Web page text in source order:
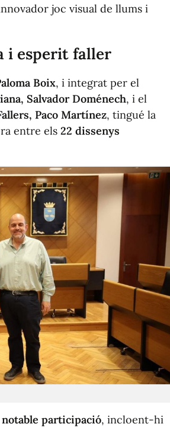
joc visual de llums i
i esperit faller
Boix, i integrat per el
Salvador Doménech, i el
Paco Martínez, tingué la
entre els 22 dissenys
notable participació, incloent-hi